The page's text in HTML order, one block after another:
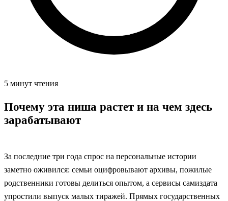
5 минут чтения
Почему эта ниша растет и на чем здесь
зарабатывают
За последние три года спрос на персональные истории
заметно оживился: семьи оцифровывают архивы, пожилые
родственники готовы делиться опытом, а сервисы самиздата
упростили выпуск малых тиражей. Прямых государственных